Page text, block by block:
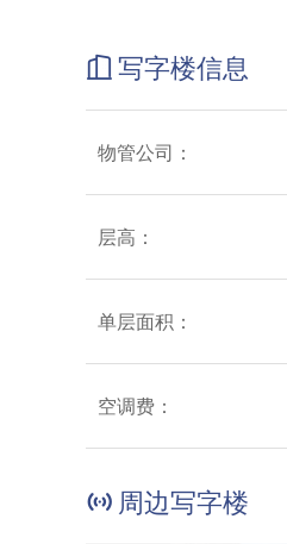
写字楼信息
物管公司：
层高：
单层面积：
空调费：
周边写字楼